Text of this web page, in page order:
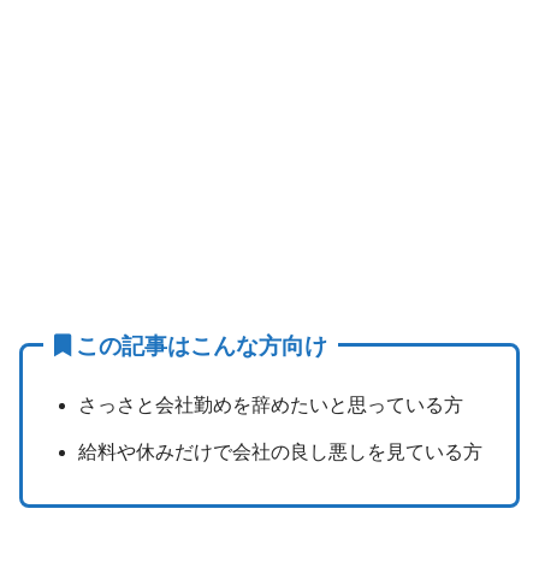
この記事はこんな方向け
さっさと会社勤めを辞めたいと思っている方
給料や休みだけで会社の良し悪しを見ている方